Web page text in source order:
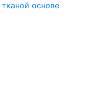
основе